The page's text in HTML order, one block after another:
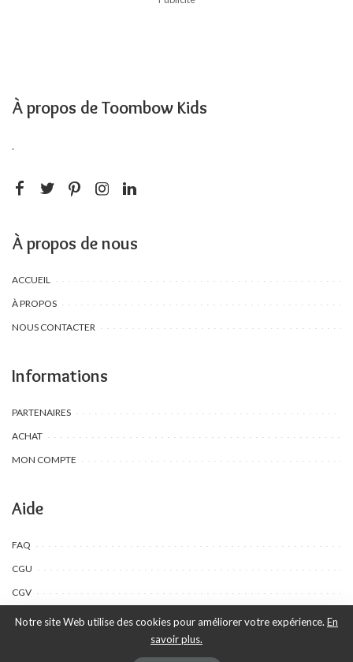
À propos de Toombow Kids
.
À propos de nous
ACCUEIL
À PROPOS
NOUS CONTACTER
Informations
PARTENAIRES
ACHAT
MON COMPTE
Aide
FAQ
CGU
CGV
©Toombow Kids, 2022 - 2024 - Tous droits réservés | Créé par Ewing
Notre site Web utilise des cookies pour améliorer votre expérience. En
savoir plus.